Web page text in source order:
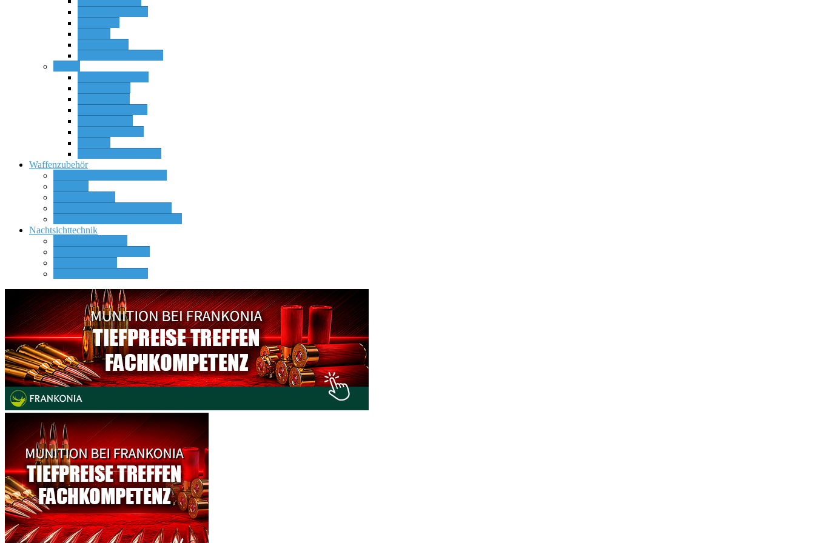
Waffenzubehör
Nachtsichttechnik